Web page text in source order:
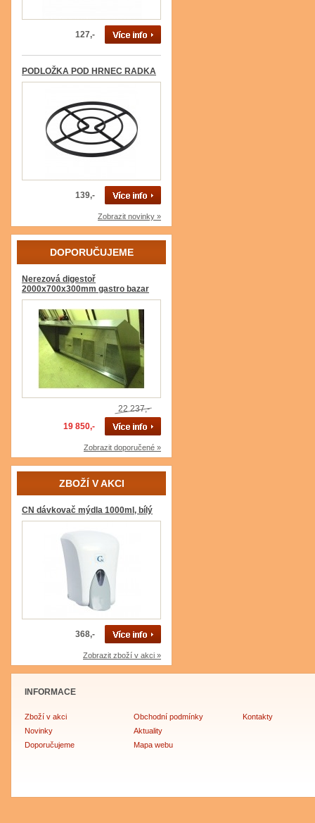
127,-
PODLOŽKA POD HRNEC RADKA
139,-
Zobrazit novinky »
DOPORUČUJEME
Nerezová digestoř
2000x700x300mm gastro bazar
22 237,-
19 850,-
Zobrazit doporučené »
ZBOŽÍ V AKCI
CN dávkovač mýdla 1000ml, bílý
368,-
Zobrazit zboží v akci »
INFORMACE
Zboží v akci
Novinky
Doporučujeme
Obchodní podmínky
Aktuality
Mapa webu
Kontakty